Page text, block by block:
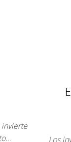
invierte
Los